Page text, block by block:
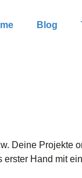
Blog
Deine Projekte
Hand mit